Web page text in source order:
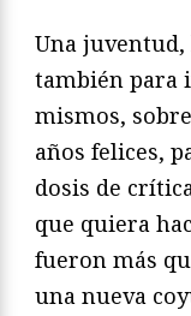
Una juventud,
también para
mismos,
años felices,
dosis de
que quiera
fueron más
una nueva